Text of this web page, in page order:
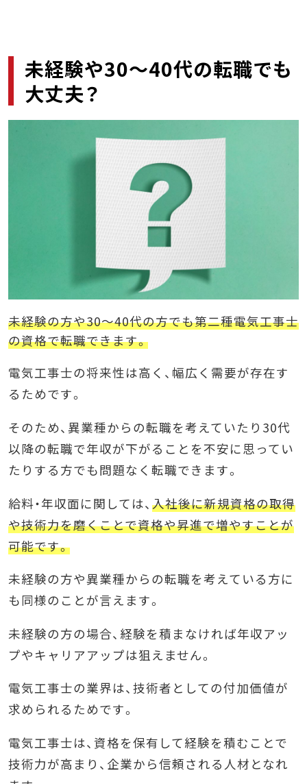
未経験や30〜40代の転職でも
大丈夫？
未経験の方や30〜40代の方でも第二種電気工事士
の資格で転職できます。
電気工事士の将来性は高く、幅広く需要が存在す
るためです。
そのため、異業種からの転職を考えていたり30代
以降の転職で年収が下がることを不安に思ってい
たりする方でも問題なく転職できます。
給料・年収面に関しては、 入社後に新規資格の取得
や技術力を磨くことで資格や昇進で増やすことが
可能です。
未経験の方や異業種からの転職を考えている方に
も同様のことが言えます。
未経験の方の場合、経験を積まなければ年収アッ
プやキャリアアップは狙えません。
電気工事士の業界は、技術者としての付加価値が
求められるためです。
電気工事士は、資格を保有して経験を積むことで
技術力が高まり、企業から信頼される人材となれ